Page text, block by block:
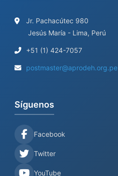
Jr. Pachacútec 980
Jesús María - Lima, Perú
+51 (1) 424-7057
postmaster@aprodeh.org.pe
Síguenos
Facebook
Twitter
YouTube